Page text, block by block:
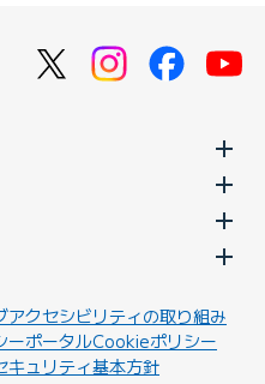
アクセシビリティの取り組み
ーポータルCookieポリシー
キュリティ基本方針